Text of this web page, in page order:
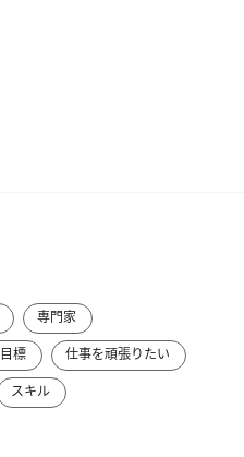
専門家
目標
仕事を頑張りたい
スキル